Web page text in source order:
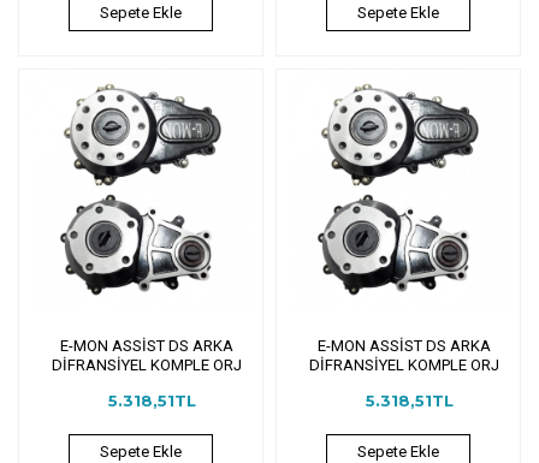
Sepete Ekle Sepete Ekle
E-MON ASSİST DS ARKA
DİFRANSİYEL KOMPLE ORJ
5.318,51TL
Sepete Ekle
E-MON ASSİST DS ARKA
DİFRANSİYEL KOMPLE ORJ
5.318,51TL
Sepete Ekle